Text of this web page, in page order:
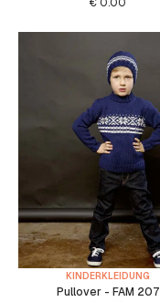
KINDERKLEIDUNG
Pullover - FAM 207